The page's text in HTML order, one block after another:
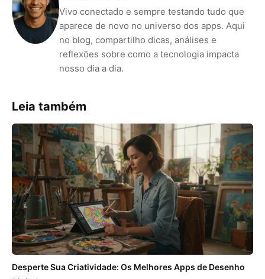
Vivo conectado e sempre testando tudo que
aparece de novo no universo dos apps. Aqui
no blog, compartilho dicas, análises e
reflexões sobre como a tecnologia impacta
nosso dia a dia.
Leia também
Desperte Sua Criatividade: Os Melhores Apps de Desenho